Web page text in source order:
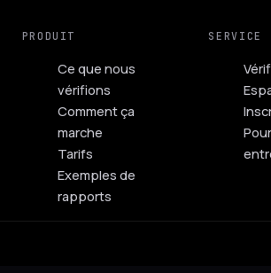
PRODUIT
Ce que nous
vérifions
Comment ça
marche
Tarifs
Exemples de
rapports
SERVICE